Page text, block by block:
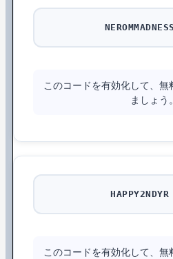
NEROMMADNESS
このコードを有効化して、無
ましょう。
HAPPY2NDYR
このコードを有効化して、無